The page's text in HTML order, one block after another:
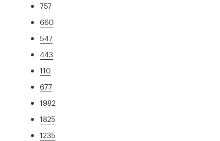
757
660
547
443
110
677
1982
1825
1235